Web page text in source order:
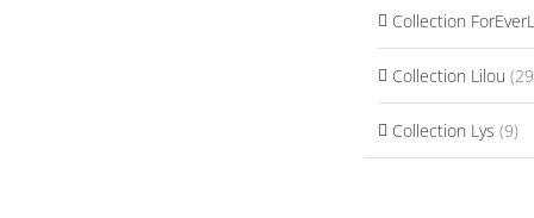
Collection
Collection Lilou
Collection Lys (9)